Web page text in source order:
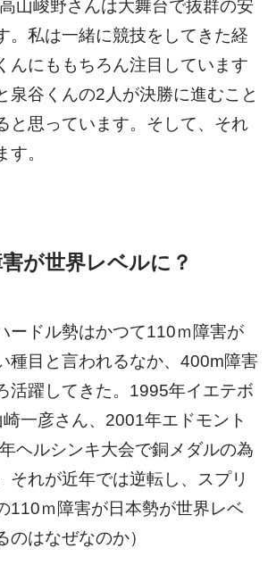
山峻野さんは大舞台で抜群の安
。私は一緒に競技をしてきた経
んにももちろん注目しています
泉谷くんの2人が決勝に進むこと
と思っています。そして、それ
す。
が世界レベルに？
ードル勢はかつて110ｍ障害が
種目と言われるなか、400m障害
活躍してきた。1995年イエテボ
一彦さん、2001年エドモント
ヘルシンキ大会で銅メダルの為
それが近年では逆転し、スプリ
110ｍ障害が日本勢が世界レベ
のはなぜなのか）